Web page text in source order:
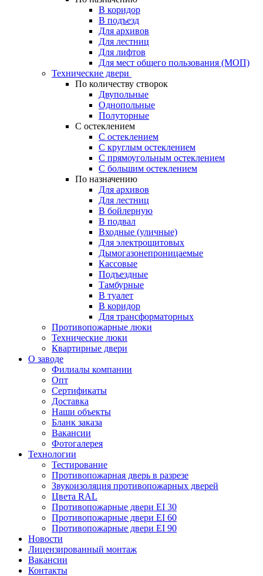
В коридор
В подъезд
Для архивов
Для лестниц
Для лифтов
Для мест общего пользования (МОП)
Технические двери
По количеству створок
Двупольные
Однопольные
Полуторные
С остеклением
С остеклением
С круглым остеклением
С прямоугольным остеклением
С большим остеклением
По назначению
Для архивов
Для лестниц
В бойлерную
В подвал
Входные (уличные)
Для электрощитовых
Дымогазонепроницаемые
Кассовые
Подъездные
Тамбурные
В туалет
В коридор
Для трансформаторных
Противопожарные люки
Технические люки
Квартирные двери
О заводе
Филиалы компании
Опт
Сертификаты
Доставка
Наши объекты
Бланк заказа
Вакансии
Фотогалерея
Технологии
Тестирование
Противопожарная дверь в разрезе
Звукоизоляция противопожарных дверей
Цвета RAL
Противопожарные двери EI 30
Противопожарные двери EI 60
Противопожарные двери EI 90
Новости
Лицензированный монтаж
Вакансии
Контакты